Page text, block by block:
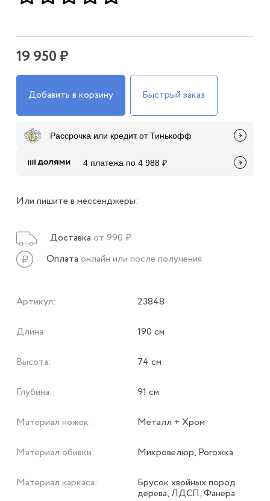
19 950 ₽
Добавить в корзину Быстрый заказ
Рассрочка или кредит от Тинькофф
4 платежа по 4 988 ₽
Или пишите в мессенджеры:
Доставка от 990 ₽
Оплата онлайн или после получения
Артикул: 23848
Длина: 190 см
Высота: 74 см
Глубина: 91 см
Материал ножек: Металл + Хром
Материал обивки: Микровелюр, Рогожка
Материал каркаса: Брусок хвойных пород
дерева, ЛДСП, Фанера